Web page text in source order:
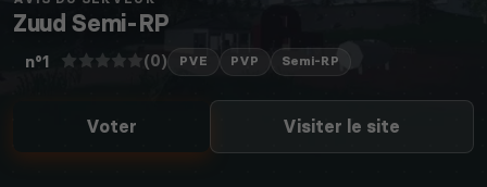
Neverwinter
Nights
Zuud Semi-RP
n°1 (0) PVE PVP Semi-RP
Voter Visiter le site